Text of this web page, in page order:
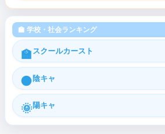
🏫 学校・社会ランキング
🏫 スクールカースト
🌑陰キャ
🌞 陽キャ